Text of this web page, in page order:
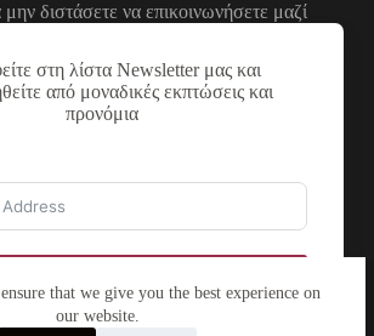
στη λίστα Newsletter μας και
από μοναδικές εκπτώσεις και
προνόμια
that we give you the best experience on
our website.
διστάσετε να επικοινωνήσετε μαζί
Χάσου 19, ΤΚ 53100, Φλώρινα,
503290